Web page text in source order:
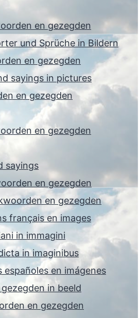
en gezegden
und Sprüche in Bildern
en gezegden
sayings in pictures
en gezegden
en gezegden
sayings
en gezegden
en gezegden
français en images
in immagini
in imaginibus
españoles en imágenes
in beeld
en gezegden